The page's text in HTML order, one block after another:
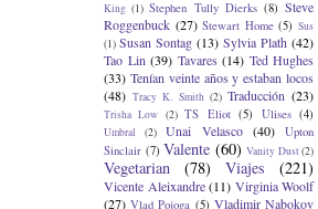
King (1) Stephen Tully Dierks (8) Steve
Roggenbuck (27) Stewart Home (5) Sus
(1) Susan Sontag (13) Sylvia Plath (42)
Tao Lin (39) Tavares (14) Ted Hughes
(33) Tenían veinte años y estaban locos
(48) Tracy K. Smith (2) Traducción (23)
Trisha Low (2) TS Eliot (5) Ulises (4)
Umbral (2) Unai Velasco (40)
Upton
Sinclair (7) Valente (60) Vanity Dust(2)
Vegetarian (78) Viajes (221)
Vicente Aleixandre (11) Virginia Woolf
(27) Vlad Pojoga (5) Vladimir Nabokov